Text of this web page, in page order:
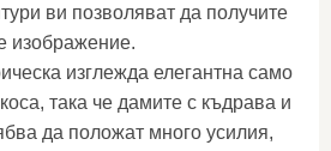
ви позволяват да получите
изображение.
изглежда елегантна само
така че дамите с къдрава и
да положат много усилия,